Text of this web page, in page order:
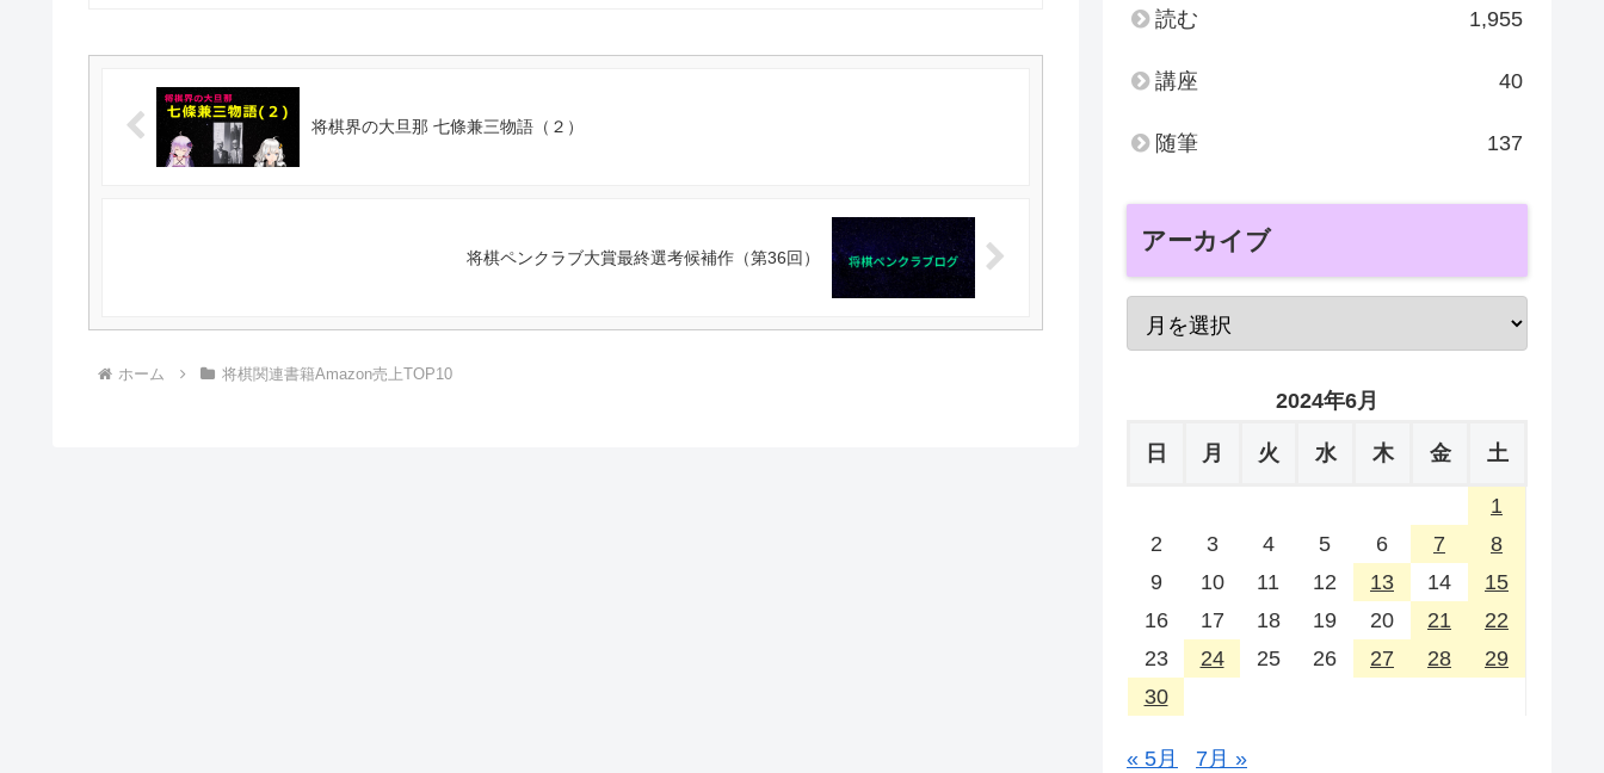
将棋界の大旦那 七條兼三物語（２）
将棋ペンクラブ大賞最終選考候補作（第36回）
ホーム 将棋関連書籍Amazon売上TOP10
読む 1,955
講座 40
随筆 137
アーカイブ
2024年6月
日 月 火 水 木 金 土
1
2
3 4 5 6 7
8
9
10 11 12 13 14
15
16
17 18 19 20 21
22
23
24 25 26 27 28
29
30
« 5月 7月 »